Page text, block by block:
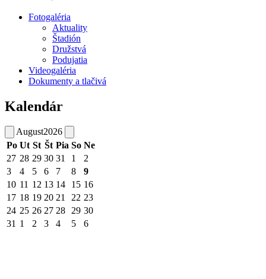
Fotogaléria
Aktuality
Štadión
Družstvá
Podujatia
Videogaléria
Dokumenty a tlačivá
Kalendár
August2026
Po Ut St Št Pia So Ne
27 28 29 30 31 1
2
3
4 5 6 7 8
9
10 11 12 13 14 15 16
17 18 19 20 21 22 23
24 25 26 27 28 29 30
31 1 2 3 4 5 6